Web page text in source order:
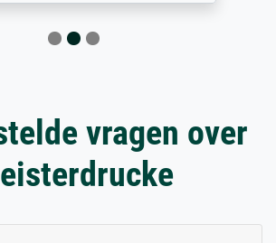
vragen over